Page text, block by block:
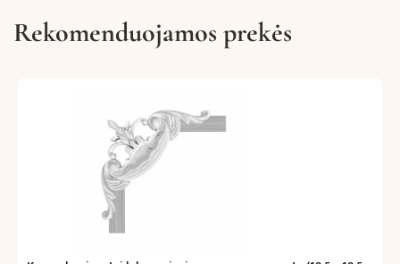
Rekomenduojamos prekės